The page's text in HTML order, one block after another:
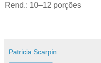
Rend.: 10–12 porções
Patricia Scarpin